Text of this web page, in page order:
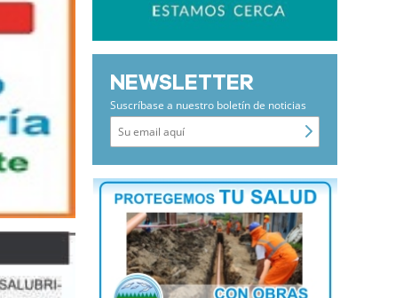
NEWSLETTER
Suscríbase a nuestro boletín de noticias